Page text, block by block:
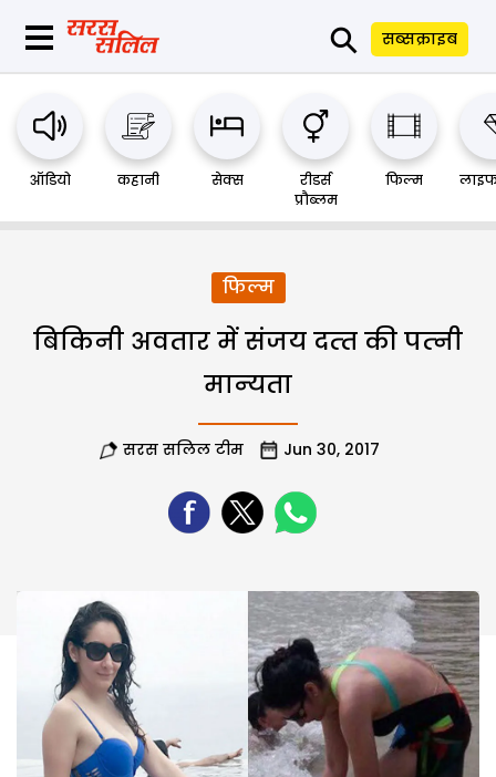
⚲ सब्सक्राइब
ऑडियो कहानी सेक्स
रीडर्स
प्रौब्लम
फिल्म
फिल्म
बिकिनी अवतार में संजय दत्‍त की पत्‍नी
मान्‍यता
सरस सलिल टीम Jun 30, 2017